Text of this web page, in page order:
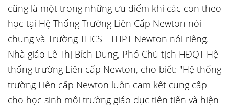
cũng là một trong những ưu điểm khi các con theo
học tại Hệ Thống Trường Liên Cấp Newton nói
chung và Trường THCS - THPT Newton nói riêng.
Nhà giáo Lê Thị Bích Dung, Phó Chủ tịch HĐQT Hệ
thống trường Liên cấp Newton, cho biết: "Hệ thống
trường Liên cấp Newton luôn cam kết cung cấp
cho học sinh môi trường giáo dục tiên tiến và hiện